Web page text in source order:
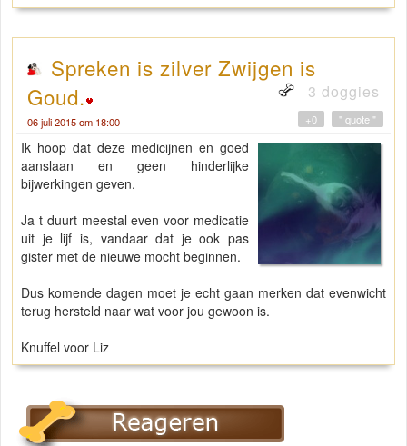
Spreken is zilver Zwijgen is
Goud.
3 doggies
06 juli 2015 om 18:00 " quote "
+0
Ik hoop dat deze medicijnen en goed
aanslaan en geen hinderlijke
bijwerkingen geven.
Ja t duurt meestal even voor medicatie
uit je lijf is, vandaar dat je ook pas
gister met de nieuwe mocht beginnen.
Dus komende dagen moet je echt gaan merken dat evenwicht
terug hersteld naar wat voor jou gewoon is.
Knuffel voor Liz